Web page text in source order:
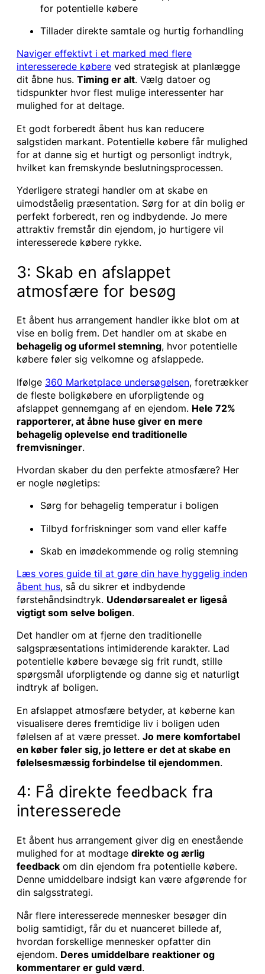
for potentielle købere
Tillader direkte samtale og hurtig forhandling
Naviger effektivt i et marked med flere
interesserede købere ved strategisk at planlægge
dit åbne hus. Timing er alt. Vælg datoer og
tidspunkter hvor flest mulige interessenter har
mulighed for at deltage.
Et godt forberedt åbent hus kan reducere
salgstiden markant. Potentielle købere får mulighed
for at danne sig et hurtigt og personligt indtryk,
hvilket kan fremskynde beslutningsprocessen.
Yderligere strategi handler om at skabe en
uimodståelig præsentation. Sørg for at din bolig er
perfekt forberedt, ren og indbydende. Jo mere
attraktiv fremstår din ejendom, jo hurtigere vil
interesserede købere rykke.
3: Skab en afslappet
atmosfære for besøg
Et åbent hus arrangement handler ikke blot om at
vise en bolig frem. Det handler om at skabe en
behagelig og uformel stemning, hvor potentielle
købere føler sig velkomne og afslappede.
Ifølge 360 Marketplace undersøgelsen, foretrækker
de fleste boligkøbere en uforpligtende og
afslappet gennemgang af en ejendom. Hele 72%
rapporterer, at åbne huse giver en mere
behagelig oplevelse end traditionelle
fremvisninger.
Hvordan skaber du den perfekte atmosfære? Her
er nogle nøgletips:
Sørg for behagelig temperatur i boligen
Tilbyd forfriskninger som vand eller kaffe
Skab en imødekommende og rolig stemning
Læs vores guide til at gøre din have hyggelig inden
åbent hus, så du sikrer et indbydende
førstehåndsindtryk. Udendørsarealet er ligeså
vigtigt som selve boligen.
Det handler om at fjerne den traditionelle
salgspræsentations intimiderende karakter. Lad
potentielle købere bevæge sig frit rundt, stille
spørgsmål uforpligtende og danne sig et naturligt
indtryk af boligen.
En afslappet atmosfære betyder, at køberne kan
visualisere deres fremtidige liv i boligen uden
følelsen af at være presset. Jo mere komfortabel
en køber føler sig, jo lettere er det at skabe en
følelsesmæssig forbindelse til ejendommen.
4: Få direkte feedback fra
interesserede
Et åbent hus arrangement giver dig en enestående
mulighed for at modtage direkte og ærlig
feedback om din ejendom fra potentielle købere.
Denne umiddelbare indsigt kan være afgørende for
din salgsstrategi.
Når flere interesserede mennesker besøger din
bolig samtidigt, får du et nuanceret billede af,
hvordan forskellige mennesker opfatter din
ejendom. Deres umiddelbare reaktioner og
kommentarer er guld værd.